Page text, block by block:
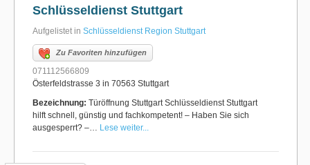
Schlüsseldienst Stuttgart
Aufgelistet in Schlüsseldienst Region Stuttgart
Zu Favoriten hinzufügen
071112566809
Österfeldstrasse 3 in 70563 Stuttgart
Bezeichnung: Türöffnung Stuttgart Schlüsseldienst Stuttgart
hilft schnell, günstig und fachkompetent! – Haben Sie sich
ausgesperrt? –… Lese weiter...